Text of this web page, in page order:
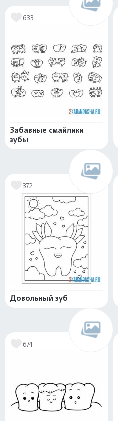
633
Забавные смайлики
зубы
372
Довольный зуб
674